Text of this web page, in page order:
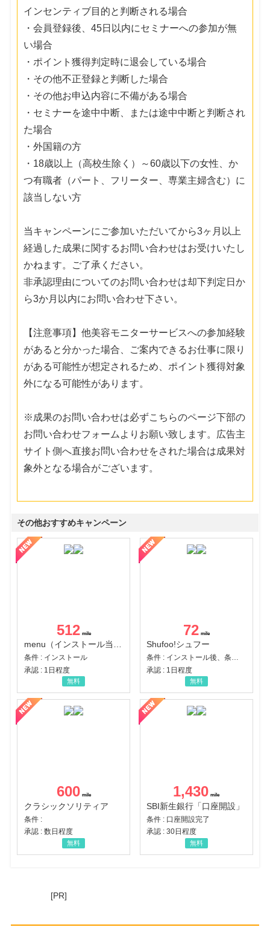
インセンティブ目的と判断される場合
・会員登録後、45日以内にセミナーへの参加が無
い場合
・ポイント獲得判定時に退会している場合
・その他不正登録と判断した場合
・その他お申込内容に不備がある場合
・セミナーを途中中断、または途中中断と判断され
た場合
・外国籍の方
・18歳以上（高校生除く）～60歳以下の女性、か
つ有職者（パート、フリーター、専業主婦含む）に
該当しない方
当キャンペーンにご参加いただいてから3ヶ月以上
経過した成果に関するお問い合わせはお受けいたし
かねます。ご了承ください。
非承認理由についてのお問い合わせは却下判定日か
ら3か月以内にお問い合わせ下さい。
【注意事項】他美容モニターサービスへの参加経験
があると分かった場合、ご案内できるお仕事に限り
がある可能性が想定されるため、ポイント獲得対象
外になる可能性があります。
※成果のお問い合わせは必ずこちらのページ下部の
お問い合わせフォームよりお願い致します。広告主
サイト側へ直接お問い合わせをされた場合は成果対
象外となる場合がございます。
その他おすすめキャンペーン
512
menu（インストール当日に指定のクーポンコード経由で1,500円（税込）以上の初回注文完了）（Android）
条件 : インストール
承認 : 1日程度
無料
72
Shufoo!シュフー
条件 : インストール後、条件達成
承認 : 1日程度
無料
600
クラシックソリティア
条件 :
承認 : 数日程度
無料
1,430
SBI新生銀行「口座開設」
条件 : 口座開設完了
承認 : 30日程度
無料
[PR]